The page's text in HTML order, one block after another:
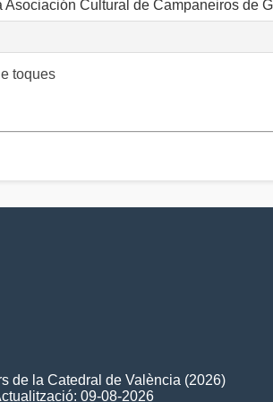
Cultural de Campaneiros de
toques
de la Catedral de València (2026)
09-08-2026